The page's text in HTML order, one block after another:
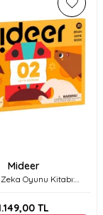
Mideer
Oyunu Kitabı:
Md3364TL